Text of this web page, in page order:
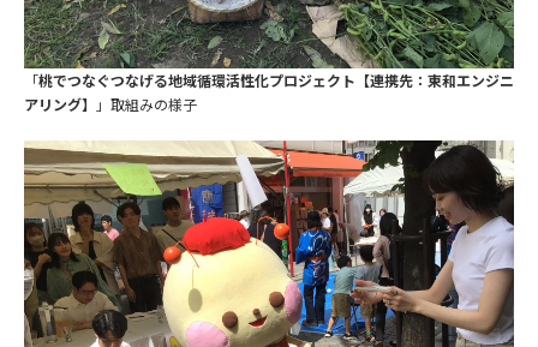
「桃でつなぐつなげる地域循環活性化プロジェクト【連携先：東和エンジニ
アリング】
」取組みの様子